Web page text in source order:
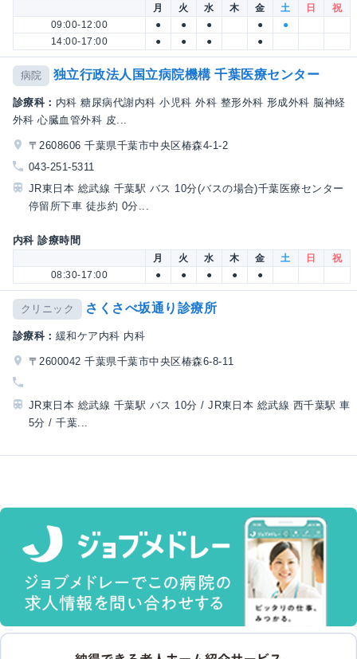
月 火 水 木 金 土 日
祝
09:00-12:00
● ● ● ●
●
14:00-17:00
● ● ● ●
病院 独立行政法人国立病院機構 千葉医療センター
診療科： 内科 糖尿病代謝内科 小児科 外科 整形外科 形成外科 脳神経
外科 心臓血管外科 皮...
〒2608606 千葉県千葉市中央区椿森4-1-2
043-251-5311
JR東日本 総武線 千葉駅 バス 10分(バスの場合)千葉医療センター
停留所下車 徒歩約 0分...
内科 診療時間
月 火 水 木 金 土 日
祝
08:30-17:00
● ● ● ● ●
クリニック さくさべ坂通り診療所
診療科： 緩和ケア内科 内科
〒2600042 千葉県千葉市中央区椿森6-8-11
JR東日本 総武線 千葉駅 バス 10分 / JR東日本 総武線 西千葉駅 車
5分 / 千葉...